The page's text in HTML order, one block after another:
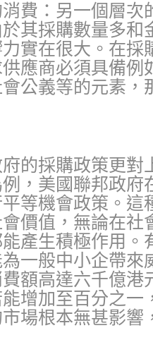
費：另一個層次
其採購數量多和
實在很大。在採
應商必須具備例
公義等的元素，
的採購政策更對
，美國聯邦政府
等機會政策。這
價值，無論在社
產生積極作用。
一般中小企帶來
額高達六千億港
增加至百分之一
場根本無甚影響